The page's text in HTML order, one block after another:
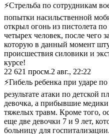
⚡Стрельба по сотрудникам
попытки насильственной
открыл огонь из пистолета
четырех человек, после чего
которую в данный момент
происшествия силовики и
курсе!
22 621 просм.2 авг., 22:22
⚡Гибель ребенка при ударе
результате атаки по детской
девочка, а прибывшие медики
тяжелых травм. Кроме того,
еще две девочки 7 и 9 лет,
больницу для